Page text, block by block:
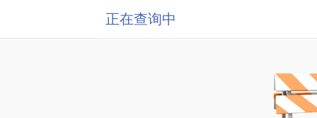
正在查询中